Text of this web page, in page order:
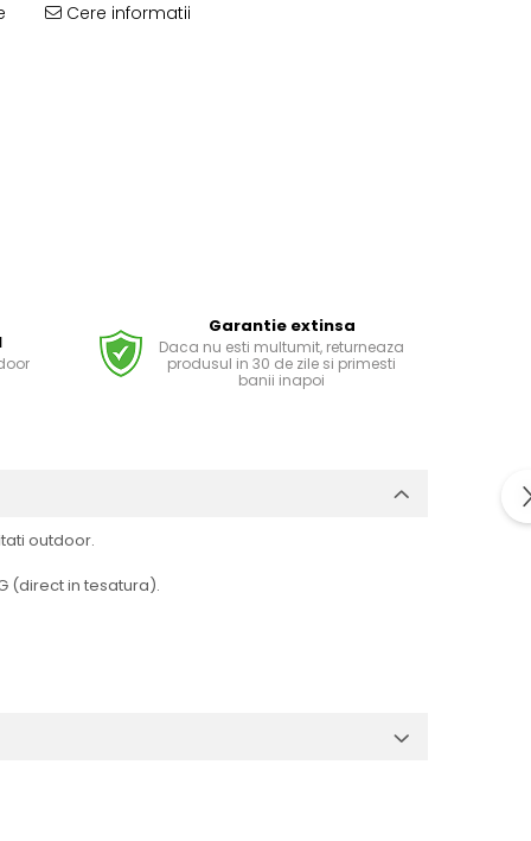
Cere informatii
Garantie extinsa
Daca nu esti multumit, returneaza
produsul in 30 de zile si primesti
banii inapoi
outdoor.
(direct in tesatura).